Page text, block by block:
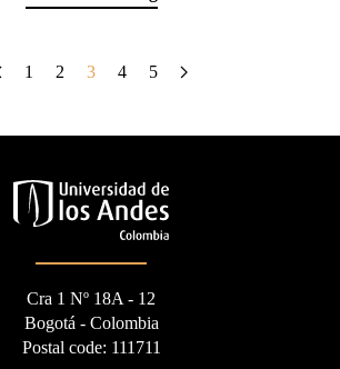
1 2 3 4 5
Cra 1 Nº 18A - 12
Bogotá - Colombia
Postal code: 111711